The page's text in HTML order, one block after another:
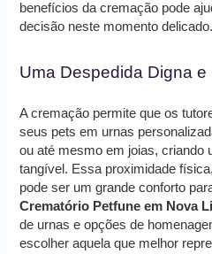
benefícios da cremação pode
decisão neste momento delicado.
Uma Despedida Digna
A cremação permite que os
seus pets em urnas
ou até mesmo em joias, criando
tangível. Essa proximidade
pode ser um grande conforto
Crematório Petfune em Nova
de urnas e opções de
escolher aquela que melhor